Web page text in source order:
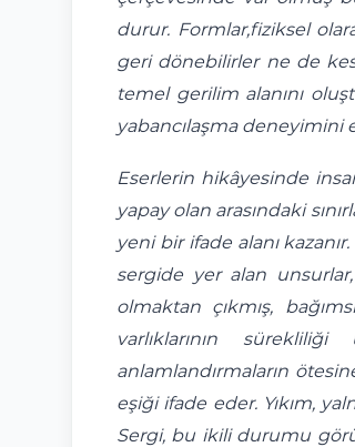
durur. Formlar,fiziksel
geri dönebilirler ne de
temel gerilim alanını
yabancılaşma deneyimini
Eserlerin hikâyesinde
yapay olan arasındaki
yeni bir ifade alanı
sergide yer alan
olmaktan çıkmış,
varlıklarının
anlamlandırmaların
eşiği ifade eder. Yıkım,
Sergi, bu ikili durumu